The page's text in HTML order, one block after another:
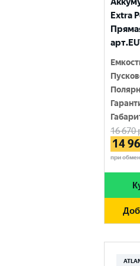
Extra
16 670
14
при